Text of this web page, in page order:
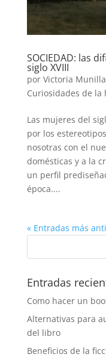
SOCIEDAD: las
siglo XVIII
por Victoria
Curiosidades de la
Las mujeres del
por los
nosotras con el
domésticas y a la
un perfil
época....
« Entradas más
Entradas
Como hacer un
Alternativas para
del libro
Beneficios de la